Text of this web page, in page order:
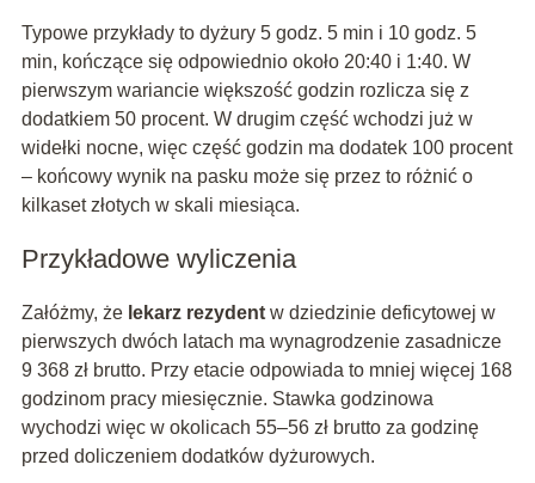
Typowe przykłady to dyżury 5 godz. 5 min i 10 godz. 5
min, kończące się odpowiednio około 20:40 i 1:40. W
pierwszym wariancie większość godzin rozlicza się z
dodatkiem 50 procent. W drugim część wchodzi już w
widełki nocne, więc część godzin ma dodatek 100 procent
– końcowy wynik na pasku może się przez to różnić o
kilkaset złotych w skali miesiąca.
Przykładowe wyliczenia
Załóżmy, że lekarz rezydentw dziedzinie deficytowej w
pierwszych dwóch latach ma wynagrodzenie zasadnicze
9 368 zł brutto. Przy etacie odpowiada to mniej więcej 168
godzinom pracy miesięcznie. Stawka godzinowa
wychodzi więc w okolicach 55–56 zł brutto za godzinę
przed doliczeniem dodatków dyżurowych.